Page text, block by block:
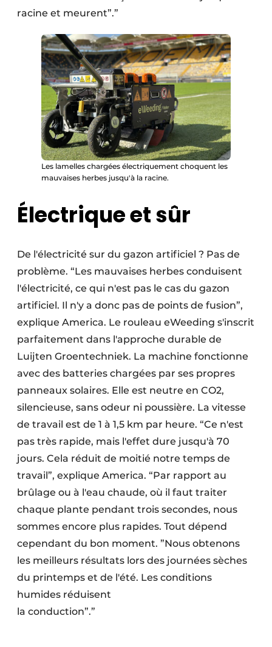
racine et meurent”.”
Les lamelles chargées électriquement choquent les
mauvaises herbes jusqu'à la racine.
Électrique et sûr
De l'électricité sur du gazon artificiel ? Pas de
problème. “Les mauvaises herbes conduisent
l'électricité, ce qui n'est pas le cas du gazon
artificiel. Il n'y a donc pas de points de fusion”,
explique America. Le rouleau eWeeding s'inscrit
parfaitement dans l'approche durable de
Luijten Groentechniek. La machine fonctionne
avec des batteries chargées par ses propres
panneaux solaires. Elle est neutre en CO2,
silencieuse, sans odeur ni poussière. La vitesse
de travail est de 1 à 1,5 km par heure. “Ce n'est
pas très rapide, mais l'effet dure jusqu'à 70
jours. Cela réduit de moitié notre temps de
travail”, explique America. “Par rapport au
brûlage ou à l'eau chaude, où il faut traiter
chaque plante pendant trois secondes, nous
sommes encore plus rapides. Tout dépend
cependant du bon moment. ”Nous obtenons
les meilleurs résultats lors des journées sèches
du printemps et de l'été. Les conditions
humides réduisent
la conduction”.”